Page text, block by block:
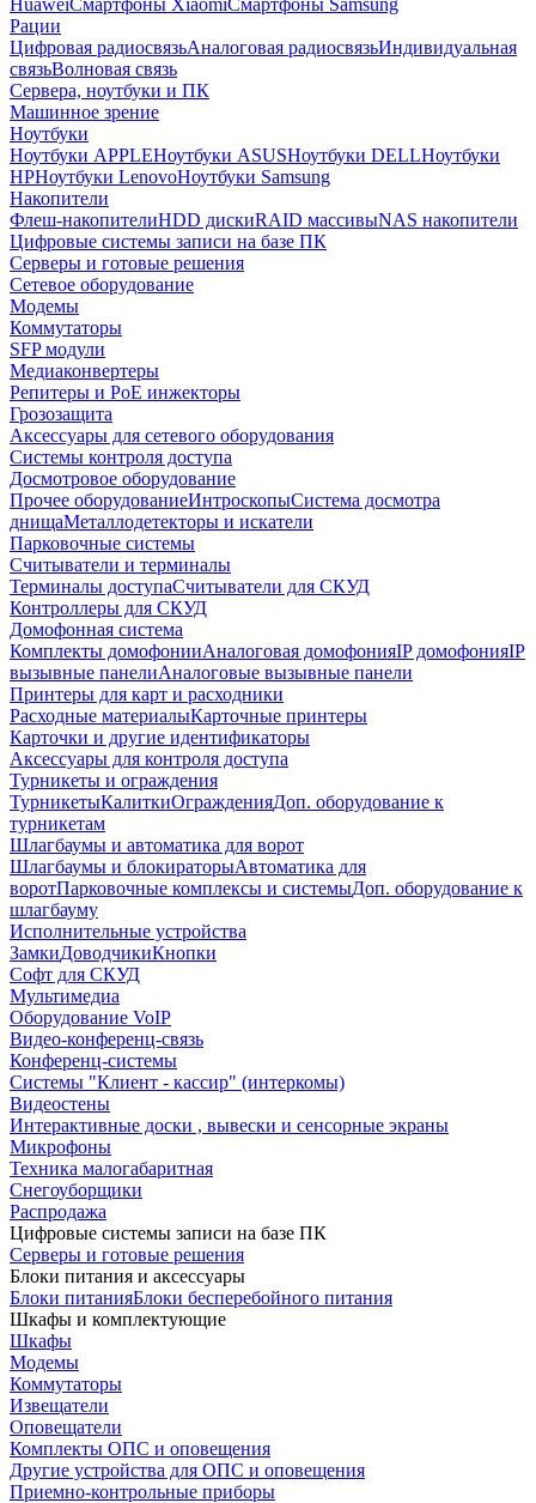
HuaweiСмартфоны XiaomiСмартфоны Samsung
Рации
Цифровая радиосвязьАналоговая радиосвязьИндивидуальная
связьВолновая связь
Сервера, ноутбуки и ПК
Машинное зрение
Ноутбуки
Ноутбуки APPLEНоутбуки ASUSНоутбуки DELLНоутбуки
HPНоутбуки LenovoНоутбуки Samsung
Накопители
Флеш-накопителиHDD дискиRAID массивыNAS накопители
Цифровые системы записи на базе ПК
Серверы и готовые решения
Сетевое оборудование
Модемы
Коммутаторы
SFP модули
Медиаконвертеры
Репитеры и PoE инжекторы
Грозозащита
Аксессуары для сетевого оборудования
Системы контроля доступа
Досмотровое оборудование
Прочее оборудованиеИнтроскопыСистема досмотра
днищаМеталлодетекторы и искатели
Парковочные системы
Считыватели и терминалы
Терминалы доступаСчитыватели для СКУД
Контроллеры для СКУД
Домофонная система
Комплекты домофонииАналоговая домофонияIP домофонияIP
вызывные панелиАналоговые вызывные панели
Принтеры для карт и расходники
Расходные материалыКарточные принтеры
Карточки и другие идентификаторы
Аксессуары для контроля доступа
Турникеты и ограждения
ТурникетыКалиткиОгражденияДоп. оборудование к
турникетам
Шлагбаумы и автоматика для ворот
Шлагбаумы и блокираторыАвтоматика для
воротПарковочные комплексы и системыДоп. оборудование к
шлагбауму
Исполнительные устройства
ЗамкиДоводчикиКнопки
Софт для СКУД
Мультимедиа
Оборудование VoIP
Видео-конференц-связь
Конференц-системы
Системы "Клиент - кассир" (интеркомы)
Видеостены
Интерактивные доски , вывески и сенсорные экраны
Микрофоны
Техника малогабаритная
Снегоуборщики
Распродажа
Цифровые системы записи на базе ПК
Серверы и готовые решения
Блоки питания и аксессуары
Блоки питанияБлоки бесперебойного питания
Шкафы и комплектующие
Шкафы
Модемы
Коммутаторы
Извещатели
Оповещатели
Комплекты ОПС и оповещения
Другие устройства для ОПС и оповещения
Приемно-контрольные приборы